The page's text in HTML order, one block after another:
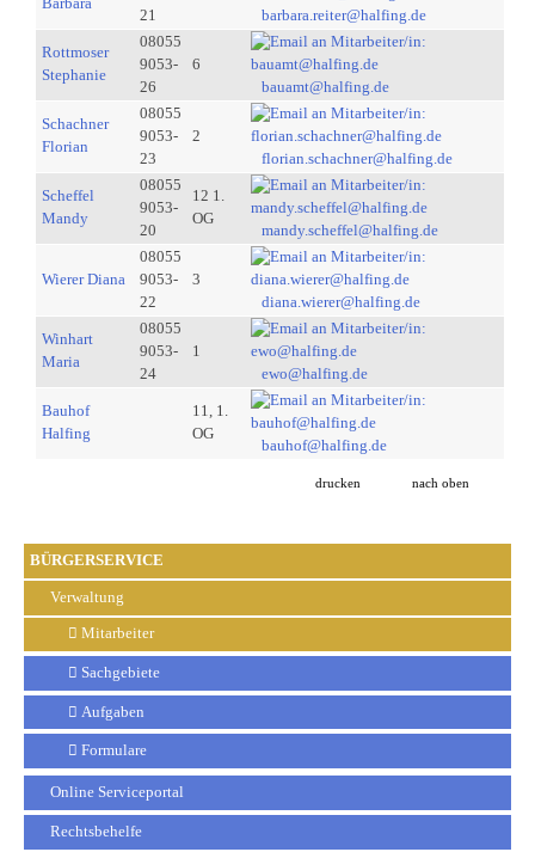
BÜRGERSERVICE
Verwaltung
Mitarbeiter
Sachgebiete
Aufgaben
Formulare
Online Serviceportal
Rechtsbehelfe
21
barbara.reiter@halfing.de
Rottmoser
Stephanie
08055
9053-
26
6
bauamt@halfing.de
Schachner
Florian
08055
9053-
23
2
florian.schachner@halfing.de
Scheffel
Mandy
08055
9053-
20
12 1.
OG
mandy.scheffel@halfing.de
Wierer Diana
08055
9053-
22
3
diana.wierer@halfing.de
Winhart
Maria
08055
9053-
24
1
ewo@halfing.de
Bauhof
Halfing
11, 1.
OG
bauhof@halfing.de
drucken nach oben